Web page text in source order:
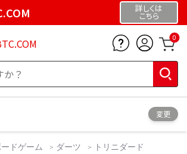
詳しくは
こちら
0
変更
ドゲーム ダーツ
トリニダード